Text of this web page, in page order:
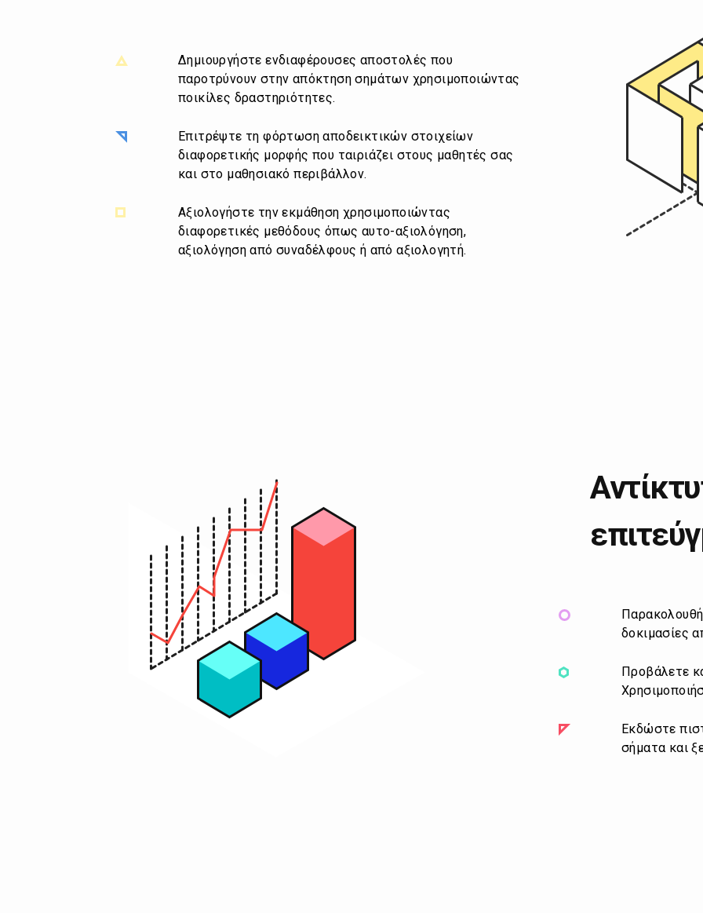
Δημιουργήστε ενδιαφέρουσες αποστολές που
παροτρύνουν στην απόκτηση σημάτων χρησιμοποιώντας
ποικίλες δραστηριότητες.
Επιτρέψτε τη φόρτωση αποδεικτικών στοιχείων
διαφορετικής μορφής που ταιριάζει στους μαθητές σας
και στο μαθησιακό περιβάλλον.
Αξιολογήστε την εκμάθηση χρησιμοποιώντας
διαφορετικές μεθόδους όπως αυτο-αξιολόγηση,
αξιολόγηση από συναδέλφους ή από αξιολογητή.
δοκιμασίες
Προβάλετε
Εκδώστε
σήματα και